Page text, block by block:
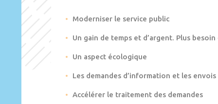
Moderniser le service public
Un gain de temps et d’argent. Plus
Un aspect écologique
Les demandes d’information et les
Accélérer le traitement des demandes